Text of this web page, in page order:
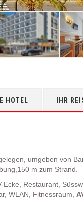
HOTEL IHR
umgeben von
m zum Strand.
Ecke, Restaurant,
WLAN, Fitnessraum,